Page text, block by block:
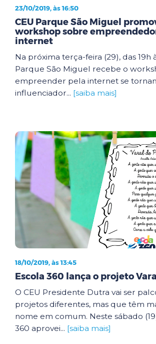
23/10/2019, às 16:50
CEU Parque São Miguel
workshop sobre
internet
Na próxima terça-feira (29), das 19h
Parque São Miguel recebe o
empreender pela internet se
influenciador... [saiba mais]
18/10/2019, às 13:45
Escola 360 lança o projeto
O CEU Presidente Dutra vai ser
projetos diferentes, mas que têm
nome em comum. Neste sábado
360 aprovei... [saiba mais]